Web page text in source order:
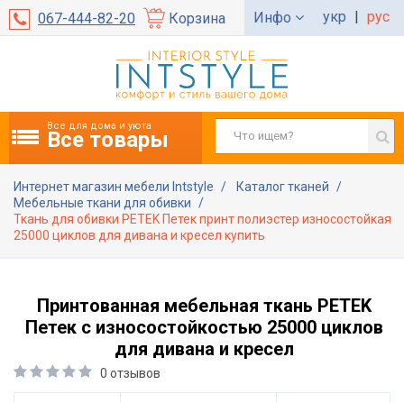
067-444-82-20 Корзина Инфо укр | рус
Все для дома и уюта
Все товары
Интернет магазин мебели Intstyle
Каталог тканей
Мебельные ткани для обивки
Ткань для обивки PETEK Петек принт полиэстер износостойкая
25000 циклов для дивана и кресел купить
Принтованная мебельная ткань PETEK
Петек с износостойкостью 25000 циклов
для дивана и кресел
0 отзывов